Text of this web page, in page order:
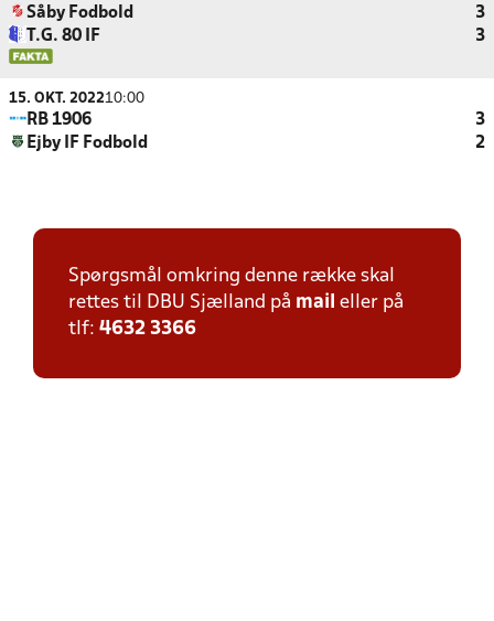
Såby Fodbold
3
T.G. 80 IF
3
15. OKT. 202210:00
RB 1906
3
Ejby IF Fodbold
2
Spørgsmål omkring denne række skal
rettes til DBU Sjælland på mail eller på
tlf: 4632 3366